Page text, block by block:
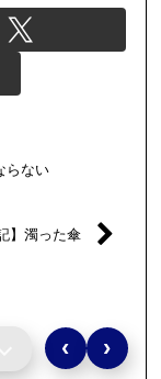
らない
】濁った傘
‹ ›